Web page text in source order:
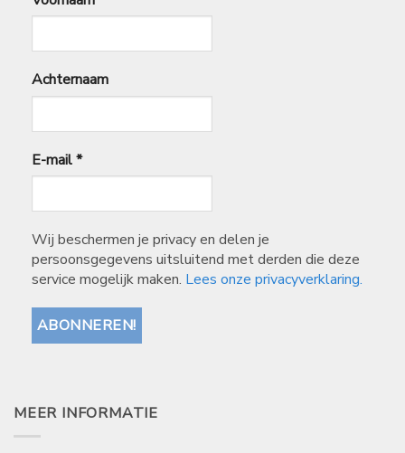
Achternaam
E-mail*
Wij beschermen je privacy en delen je
persoonsgegevens uitsluitend met derden die deze
service mogelijk maken. Lees onze privacyverklaring.
MEER INFORMATIE